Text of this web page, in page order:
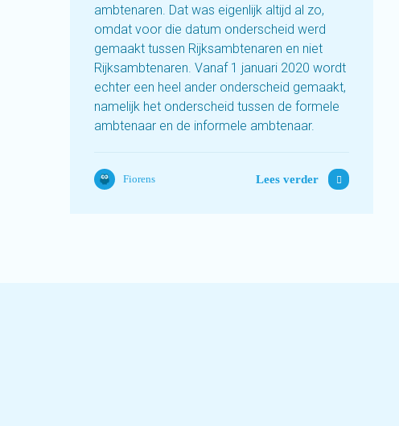
ambtenaren. Dat was eigenlijk altijd al zo,
omdat voor die datum onderscheid werd
gemaakt tussen Rijksambtenaren en niet
Rijksambtenaren. Vanaf 1 januari 2020 wordt
echter een heel ander onderscheid gemaakt,
namelijk het onderscheid tussen de formele
ambtenaar en de informele ambtenaar.
Fiorens Lees verder